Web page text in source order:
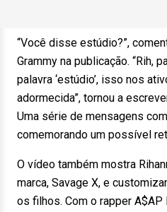
“Você disse estúdio?”,
Grammy na publicação. “Rih,
palavra ‘estúdio’, isso nos
adormecida”, tornou a
Uma série de mensagens
comemorando um possível
O vídeo também mostra
marca, Savage X, e
os filhos. Com o rapper A$AP